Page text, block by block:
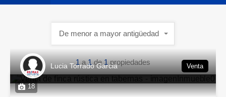
1 a1 de1 propiedades
De menor a mayor antigüedad
18
Lucia Torrado Garcia Venta